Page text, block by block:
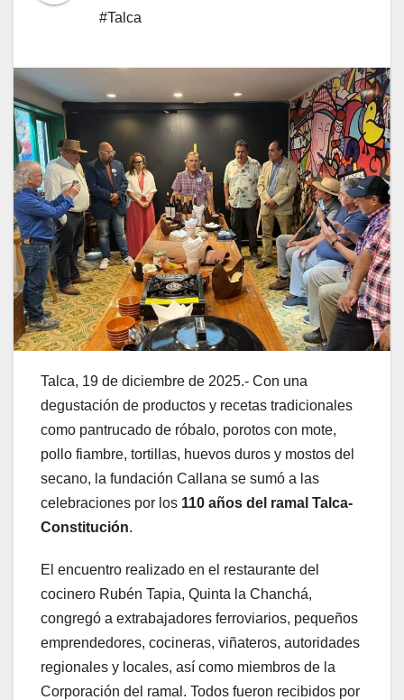
#Talca
Talca, 19 de diciembre de 2025.- Con una
degustación de productos y recetas tradicionales
como pantrucado de róbalo, porotos con mote,
pollo fiambre, tortillas, huevos duros y mostos del
secano, la fundación Callana se sumó a las
celebraciones por los 110 años del ramal Talca-
Constitución.
El encuentro realizado en el restaurante del
cocinero Rubén Tapia, Quinta la Chanchá,
congregó a extrabajadores ferroviarios, pequeños
emprendedores, cocineras, viñateros, autoridades
regionales y locales, así como miembros de la
Corporación del ramal. Todos fueron recibidos por